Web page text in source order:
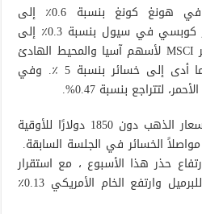
وهبط مؤشر هانج سينج في هونغ كونغ بنسبة 0.6٪ إلى
20،043.93. كما انخفض مؤشر كوبسي في سيول بنسبة 0.3٪ إلى
2610.30. وبالمثل، تراجع مؤشر MSCI لأسهم آسيا والمحيط الهادئ
خارج اليابان بنسبة 0.6 ٪، مما أدى إلى خسائر بنسبة 5 ٪. وفي
لتتراجع بنسبة 0.47%.
وفي سوق السلع، تراجعت أسعار الذهب دون 1850 دولارًا للأوقية
الخسائر في الجلسة السابقة.
حذر هذا الأسبوع ، مع استقرار
خام برنت عند 114.03 دولارًا للبرميل وارتفع الخام الأمريكي 0.13٪